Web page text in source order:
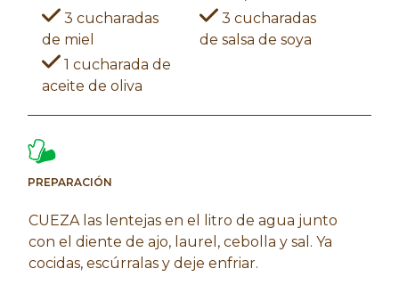
3 cucharadas
de miel
3 cucharadas
de salsa de soya
1 cucharada de
aceite de oliva
PREPARACIÓN
CUEZA las lentejas en el litro de agua junto
con el diente de ajo, laurel, cebolla y sal. Ya
cocidas, escúrralas y deje enfriar.